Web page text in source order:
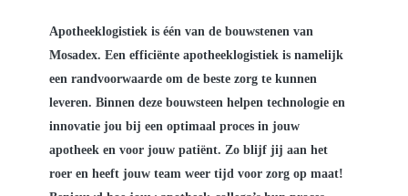
Apotheeklogistiek is één van de bouwstenen van
Mosadex. Een efficiënte apotheeklogistiek is namelijk
een randvoorwaarde om de beste zorg te kunnen
leveren. Binnen deze bouwsteen helpen technologie en
innovatie jou bij een optimaal proces in jouw
apotheek en voor jouw patiënt. Zo blijf jij aan het
roer en heeft jouw team weer tijd voor zorg op maat!